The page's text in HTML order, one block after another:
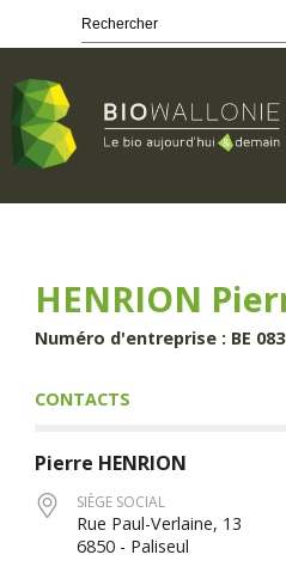
principalHENRION
Numéro d'entreprise : BE
CONTACTS
Pierre HENRION
SIÈGE SOCIAL
Rue Paul-Verlaine, 13
6850 - Paliseul